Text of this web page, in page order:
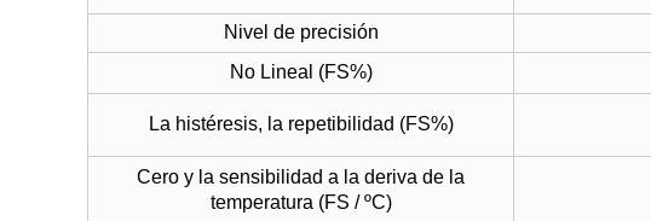
Nivel de precisión
No Lineal (FS%)
La histéresis, la repetibilidad (FS%)
Cero y la sensibilidad a la deriva de la
temperatura (FS / ºC)